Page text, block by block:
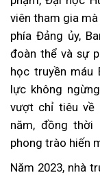
viên tham gia
phía Đảng ủy,
đoàn thể và sự
học truyền máu
lực không
vượt chỉ tiêu về
năm, đồng thời
phong trào hiến
Năm 2023, nhà